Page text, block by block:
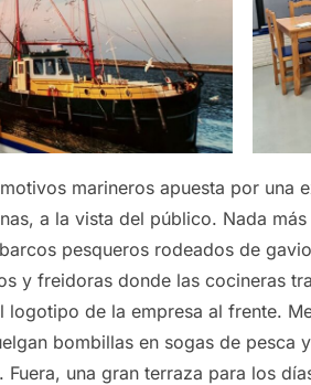
marineros apuesta por una
a la vista del público. Nada
pesqueros rodeados de
y freidoras donde las cocineras
logotipo de la empresa al frente.
bombillas en sogas de pesca
Fuera, una gran terraza para los